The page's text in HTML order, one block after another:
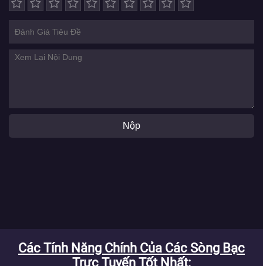
Các Tính Năng Chính Của Các Sòng Bạc
Trực Tuyến Tốt Nhất
Nộp